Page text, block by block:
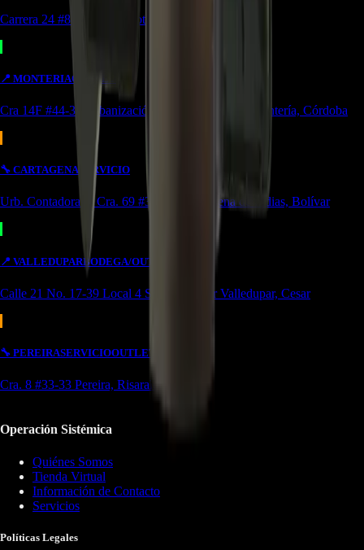
Carrera 24 #8-10 local 2 Potozí Aguachica, Cesar
📍 MONTERIAOUTLET
Cra 14F #44-36 Urbanización Portal de Almeria Montería, Córdoba
🔧 CARTAGENA SERVICIO
Urb. Contadora 1, Cra. 69 #31a-37 Cartagena de Indias, Bolívar
📍 VALLEDUPARBODEGA/OUTLET
Calle 21 No. 17-39 Local 4 Simón bolivar Valledupar, Cesar
🔧 PEREIRASERVICIOOUTLET
Cra. 8 #33-33 Pereira, Risaralda
Operación Sistémica
Quiénes Somos
Tienda Virtual
Información de Contacto
Servicios
Políticas Legales